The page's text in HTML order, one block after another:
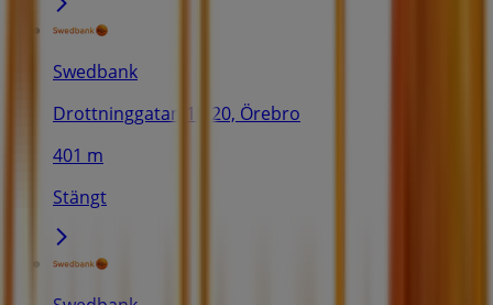
Swedbank
Drottninggatan 18-20, Örebro
401 m
Stängt